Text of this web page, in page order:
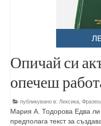
Опичай си
опечеш
публикувано в: Лексика
Мария А. Тодорова Едва ли
предполага текст за